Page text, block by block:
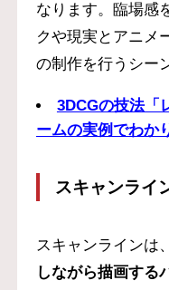
なります。臨場感
クや現実とアニメ
の制作を行うシー
3DCGの技法「
ームの実例でわか
スキャンライ
スキャンラインは、
しながら描画する